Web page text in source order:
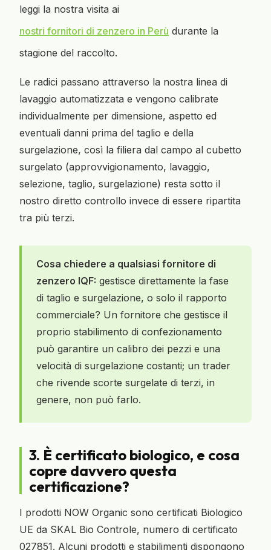
leggi la nostra visita ai
nostri fornitori di zenzero in Perù durante la
stagione del raccolto.
Le radici passano attraverso la nostra linea di
lavaggio automatizzata e vengono calibrate
individualmente per dimensione, aspetto ed
eventuali danni prima del taglio e della
surgelazione, così la filiera dal campo al cubetto
surgelato (approvvigionamento, lavaggio,
selezione, taglio, surgelazione) resta sotto il
nostro diretto controllo invece di essere ripartita
tra più terzi.
Cosa chiedere a qualsiasi fornitore di
zenzero IQF: gestisce direttamente la fase
di taglio e surgelazione, o solo il rapporto
commerciale? Un fornitore che gestisce il
proprio stabilimento di confezionamento
può garantire un calibro dei pezzi e una
velocità di surgelazione costanti; un trader
che rivende scorte surgelate di terzi, in
genere, non può farlo.
3. È certificato biologico, e cosa
copre davvero questa
certificazione?
I prodotti NOW Organic sono certificati Biologico
UE da SKAL Bio Controle, numero di certificato
027851. Alcuni prodotti e stabilimenti dispongono